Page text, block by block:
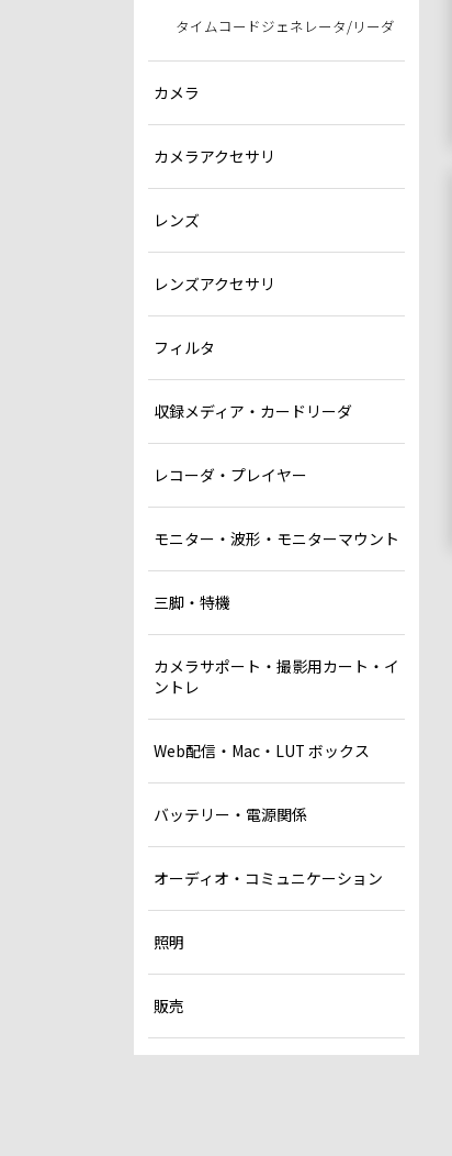
タイムコードジェネレータ/リーダ
カメラ
カメラアクセサリ
レンズ
レンズアクセサリ
フィルタ
収録メディア・カードリーダ
レコーダ・プレイヤー
モニター・波形・モニターマウント
三脚・特機
カメラサポート・撮影用カート・イ
ントレ
Web配信・Mac・LUT ボックス
バッテリー・電源関係
オーディオ・コミュニケーション
照明
販売